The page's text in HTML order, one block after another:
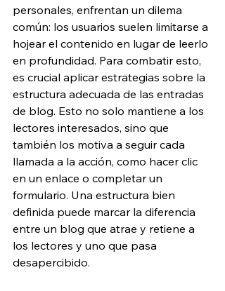
personales, enfrentan un dilema
común: los usuarios suelen limitarse a
hojear el contenido en lugar de leerlo
en profundidad. Para combatir esto,
es crucial aplicar estrategias sobre la
estructura adecuada de las entradas
de blog. Esto no solo mantiene a los
lectores interesados, sino que
también los motiva a seguir cada
llamada a la acción, como hacer clic
en un enlace o completar un
formulario. Una estructura bien
definida puede marcar la diferencia
entre un blog que atrae y retiene a
los lectores y uno que pasa
desapercibido.